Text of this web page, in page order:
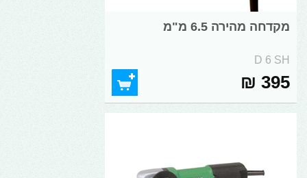
מקדחה מהירה 6.5 מ"מ
D 6 SH
395 ₪